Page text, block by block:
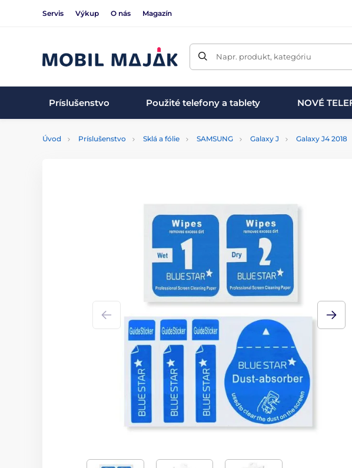
Servis Výkup O nás Magazín
Napr. produkt, kategóriu
Príslušenstvo Použité telefony a tablety NOVÉ
Úvod Príslušenstvo Sklá a fólie SAMSUNG Galaxy J Galaxy J4 2018